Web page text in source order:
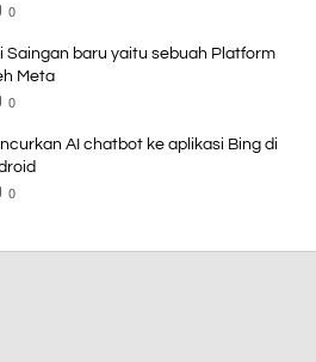
0
Saingan baru yaitu sebuah Platform
Meta
0
AI chatbot ke aplikasi Bing di
0